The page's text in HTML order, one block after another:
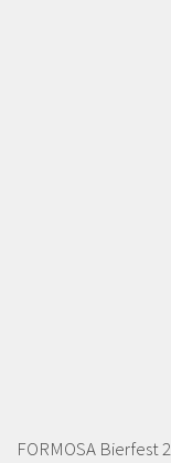
FORMOSA Bierfest